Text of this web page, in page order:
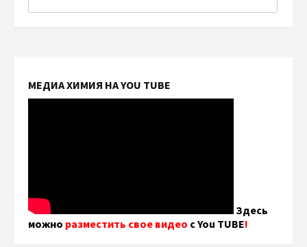
МЕДИА ХИМИЯ НА YOU TUBE
Здесь
можно разместить свое видео с You TUBE!